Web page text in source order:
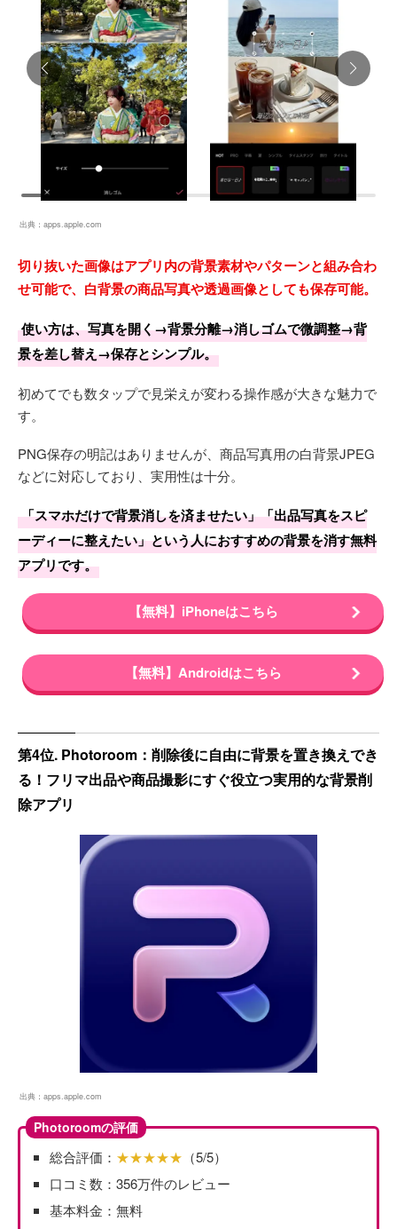
出典： apps.apple.com
切り抜いた画像はアプリ内の背景素材やパターンと組み合わ
せ可能で、白背景の商品写真や透過画像としても保存可能。
使い方は、写真を開く→背景分離→消しゴムで微調整→背
景を差し替え→保存とシンプル。
初めてでも数タップで見栄えが変わる操作感が大きな魅力で
す。
PNG保存の明記はありませんが、商品写真用の白背景JPEG
などに対応しており、実用性は十分。
「スマホだけで背景消しを済ませたい」「出品写真をスピ
ーディーに整えたい」という人におすすめの背景を消す無料
アプリです。
【無料】iPhoneはこちら
【無料】Androidはこちら
第4位. Photoroom：削除後に自由に背景を置き換えでき
る！フリマ出品や商品撮影にすぐ役立つ実用的な背景削
除アプリ
出典： apps.apple.com
Photoroomの評価
総合評価： ★★★★★ （5/5）
口コミ数：356万件のレビュー
基本料金：無料